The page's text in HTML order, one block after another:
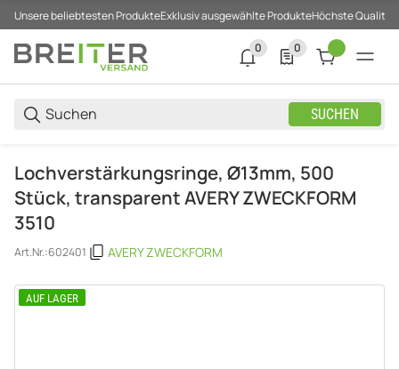
Unsere beliebtesten ProdukteExklusiv ausgewählte ProdukteHöchste Qualität
SUCHEN
0
0 neue Notifizierungen
0
0 Produkte in der
AVERY ZWECKFORM
Lochverstärkungsringe, Ø13mm, 500
Stück, transparent AVERY ZWECKFORM
3510
Art.Nr.:602401
AUF LAGER